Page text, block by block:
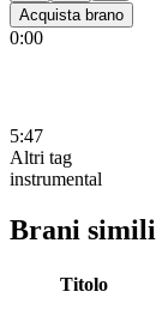
Acquista brano
0:00
5:47
Altri tag
instrumental
Brani simili
Titolo